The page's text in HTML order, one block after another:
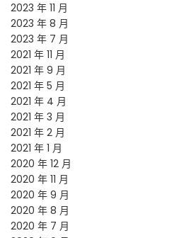
2023 年 11 月
2023 年 8 月
2023 年 7 月
2021 年 11 月
2021 年 9 月
2021 年 5 月
2021 年 4 月
2021 年 3 月
2021 年 2 月
2021 年 1 月
2020 年 12 月
2020 年 11 月
2020 年 9 月
2020 年 8 月
2020 年 7 月